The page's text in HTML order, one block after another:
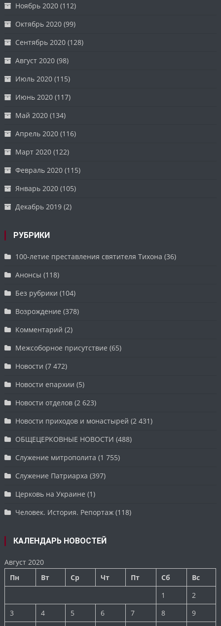
Ноябрь 2020 (112)
Октябрь 2020 (99)
Сентябрь 2020 (128)
Август 2020 (98)
Июль 2020 (115)
Июнь 2020 (117)
Май 2020 (134)
Апрель 2020 (116)
Март 2020 (122)
Февраль 2020 (115)
Январь 2020 (105)
Декабрь 2019 (2)
РУБРИКИ
100-летие преставления святителя Тихона (36)
Анонсы (118)
Без рубрики (104)
Возрождение (378)
Комментарий (2)
Межсоборное присутствие (65)
Новости (7 472)
Новости епархии (5)
Новости отделов (2 623)
Новости приходов и монастырей (2 431)
ОБЩЕЦЕРКОВНЫЕ НОВОСТИ (488)
Служение митрополита (1 755)
Служение Патриарха (397)
Церковь на Украине (1)
Человек. История. Репортаж (118)
КАЛЕНДАРЬ НОВОСТЕЙ
Август 2020
Пн
Вт Ср Чт Пт Сб
Вс
1
2
3
4 5 6 7 8
9